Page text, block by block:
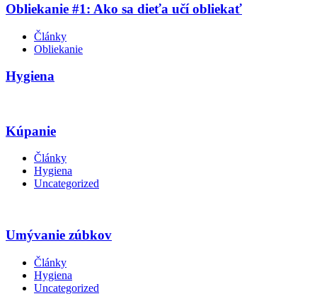
Obliekanie #1: Ako sa dieťa učí obliekať
Články
Obliekanie
Hygiena
Kúpanie
Články
Hygiena
Uncategorized
Umývanie zúbkov
Články
Hygiena
Uncategorized